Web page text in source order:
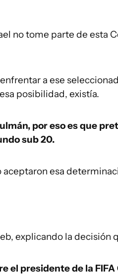
no tome parte de esta
a ese
posibilidad, existía.
por eso es que
sub 20.
aceptaron esa
explicando la decisión
el presidente de la FIFA